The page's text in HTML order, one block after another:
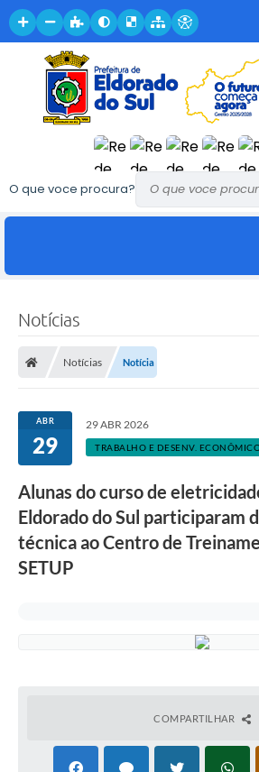
O que voce procura?
Notícias
Notícias Notícia
ABR
29
29 ABR 2026
TRABALHO E DESENV.
Alunas do curso de
Eldorado do Sul participaram
técnica ao Centro de
SETUP
COMPARTILHAR